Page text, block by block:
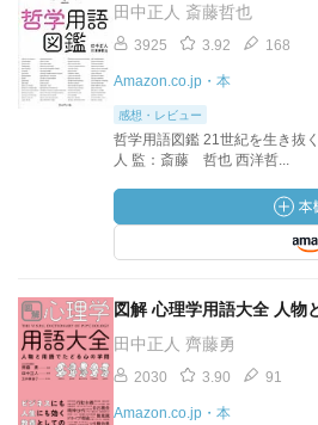
田中正人 斎藤哲也
3925 3.92 168
Amazon.co.jp・本
感想・レビュー
哲学用語図鑑 21世紀を生き抜
人 監：斎藤 哲也 西洋哲...
図解 心理学用語大全 人物
田中正人 齊藤勇
2030 3.90 91
Amazon.co.jp・本